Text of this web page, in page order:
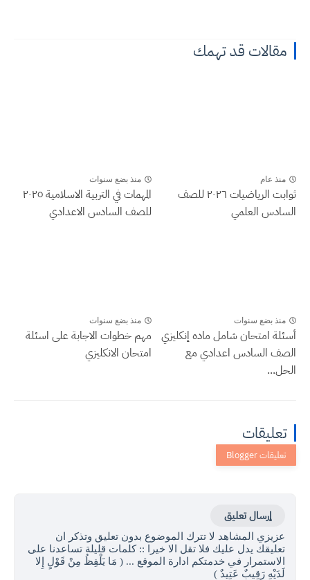
مقالات قد تهمك
منذ عام
ثوابت الرياضيات ٢٠٢٦ للصف
السادس العلمي
منذ بضع سنوات
المهمات في التربية الاسلامية ٢٠٢٥
للصف السادس الاعدادي
منذ بضع سنوات
أسئلة امتحان شامل ماده إنكليزي
الصف السادس اعدادي مع
الحل...
منذ بضع سنوات
مهم خطوات الاجابة على اسئلة
امتحان الانكليزي
تعليقات
إرسال تعليق
عزيزي المشاهد لا تترك الموضوع بدون تعليق وتذكر ان
تعليقك يدل عليك فلا تقل الا خيرا :: كلمات قليلة تساعدنا على
الاستمرار في خدمتكم ادارة الموقع ... ( مَا يَلْفِظُ مِنْ قَوْلٍ إِلا
لَدَيْهِ رَقِيبٌ عَتِيدٌ )